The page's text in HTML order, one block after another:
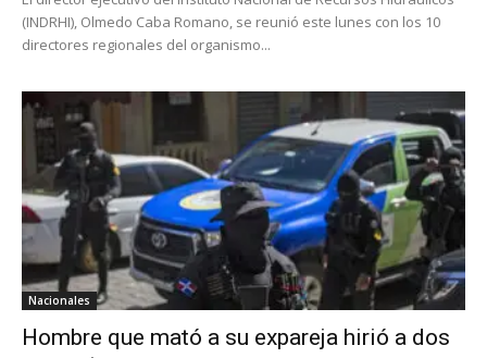
(INDRHI), Olmedo Caba Romano, se reunió este lunes con los 10
directores regionales del organismo...
Nacionales
Hombre que mató a su expareja hirió a dos